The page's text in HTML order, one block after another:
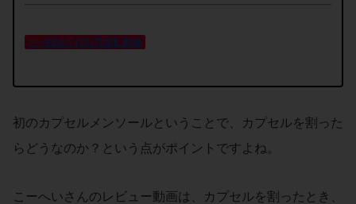
>> 今回の YOUTUBE 動画
初のカプセルメンソールということで、カプセルを割った
らどうなのか？という点がポイントですよね。
こーへいさんのレビュー動画は、カプセルを割ったとき、